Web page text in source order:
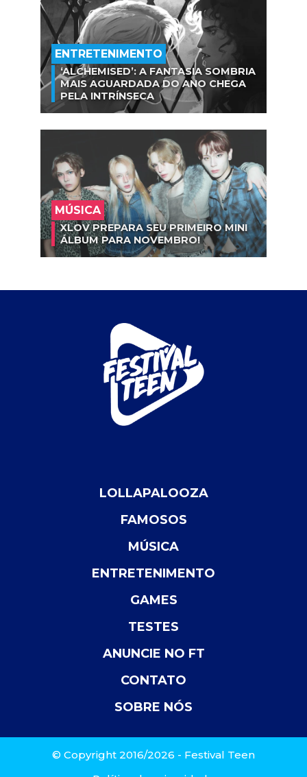
ENTRETENIMENTO
‘ALCHEMISED’: A FANTASIA SOMBRIA
MAIS AGUARDADA DO ANO CHEGA
PELA INTRÍNSECA
MÚSICA
XLOV PREPARA SEU PRIMEIRO MINI
ÁLBUM PARA NOVEMBRO!
LOLLAPALOOZA
FAMOSOS
MÚSICA
ENTRETENIMENTO
GAMES
TESTES
ANUNCIE NO FT
CONTATO
SOBRE NÓS
© Copyright 2016/2026 - Festival Teen